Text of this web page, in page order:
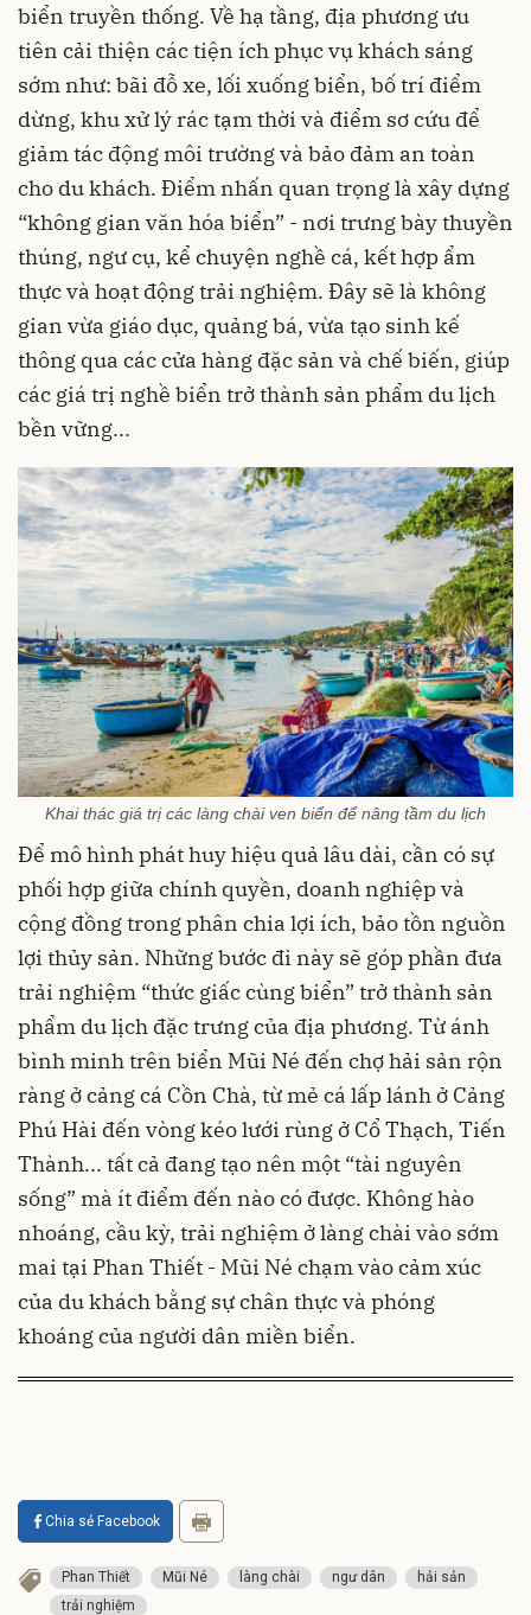
biển truyền thống. Về hạ tầng, địa phương ưu
tiên cải thiện các tiện ích phục vụ khách sáng
sớm như: bãi đỗ xe, lối xuống biển, bố trí điểm
dừng, khu xử lý rác tạm thời và điểm sơ cứu để
giảm tác động môi trường và bảo đảm an toàn
cho du khách. Điểm nhấn quan trọng là xây dựng
“không gian văn hóa biển” - nơi trưng bày thuyền
thúng, ngư cụ, kể chuyện nghề cá, kết hợp ẩm
thực và hoạt động trải nghiệm. Đây sẽ là không
gian vừa giáo dục, quảng bá, vừa tạo sinh kế
thông qua các cửa hàng đặc sản và chế biến, giúp
các giá trị nghề biển trở thành sản phẩm du lịch
bền vững...
Khai thác giá trị các làng chài ven biển để nâng tầm du lịch
Để mô hình phát huy hiệu quả lâu dài, cần có sự
phối hợp giữa chính quyền, doanh nghiệp và
cộng đồng trong phân chia lợi ích, bảo tồn nguồn
lợi thủy sản. Những bước đi này sẽ góp phần đưa
trải nghiệm “thức giấc cùng biển” trở thành sản
phẩm du lịch đặc trưng của địa phương. Từ ánh
bình minh trên biển Mũi Né đến chợ hải sản rộn
ràng ở cảng cá Cồn Chà, từ mẻ cá lấp lánh ở Cảng
Phú Hài đến vòng kéo lưới rùng ở Cổ Thạch, Tiến
Thành... tất cả đang tạo nên một “tài nguyên
sống” mà ít điểm đến nào có được. Không hào
nhoáng, cầu kỳ, trải nghiệm ở làng chài vào sớm
mai tại Phan Thiết - Mũi Né chạm vào cảm xúc
của du khách bằng sự chân thực và phóng
khoáng của người dân miền biển.
Chia sẻ Facebook
Phan Thiết Mũi Né làng chài ngư dân
hải sản
trải nghiệm